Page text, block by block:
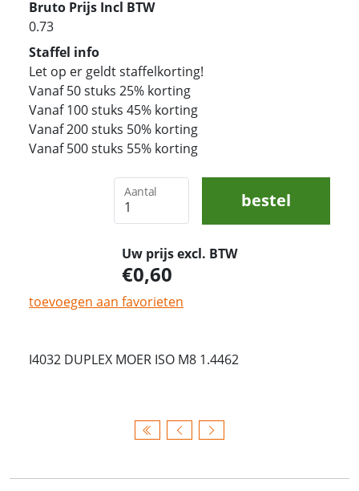
Bruto Prijs Incl BTW
0.73
Staffel info
Let op er geldt staffelkorting!
Vanaf 50 stuks 25% korting
Vanaf 100 stuks 45% korting
Vanaf 200 stuks 50% korting
Vanaf 500 stuks 55% korting
Aantal bestel
Uw prijs excl. BTW
0,60
toevoegen aan favorieten
I4032 DUPLEX MOER ISO M8 1.4462